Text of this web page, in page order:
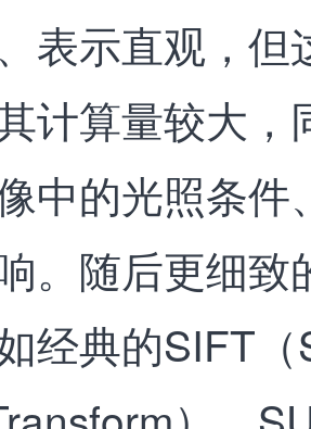
表示直观，但
计算量较大，
中的光照条件
。随后更细
经典的SIFT